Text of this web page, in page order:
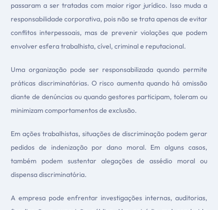
passaram a ser tratadas com maior rigor jurídico. Isso muda a
responsabilidade corporativa, pois não se trata apenas de evitar
conflitos interpessoais, mas de prevenir violações que podem
envolver esfera trabalhista, cível, criminal e reputacional.
Uma organização pode ser responsabilizada quando permite
práticas discriminatórias. O risco aumenta quando há omissão
diante de denúncias ou quando gestores participam, toleram ou
minimizam comportamentos de exclusão.
Em ações trabalhistas, situações de discriminação podem gerar
pedidos de indenização por dano moral. Em alguns casos,
também podem sustentar alegações de assédio moral ou
dispensa discriminatória.
A empresa pode enfrentar investigações internas, auditorias,